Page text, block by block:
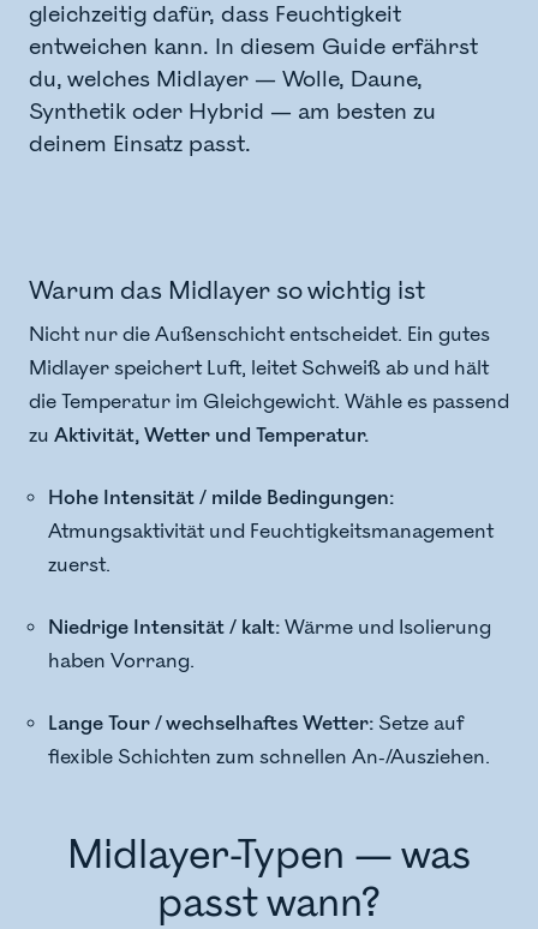
gleichzeitig dafür, dass Feuchtigkeit
entweichen kann. In diesem Guide erfährst
du, welches Midlayer — Wolle, Daune,
Synthetik oder Hybrid — am besten zu
deinem Einsatz passt.
Warum das Midlayer so wichtig ist
Nicht nur die Außenschicht entscheidet. Ein gutes
Midlayer speichert Luft, leitet Schweiß ab und hält
die Temperatur im Gleichgewicht. Wähle es passend
zu Aktivität, Wetter und Temperatur.
Hohe Intensität / milde Bedingungen:
Atmungsaktivität und Feuchtigkeitsmanagement
zuerst.
Niedrige Intensität / kalt: Wärme und Isolierung
haben Vorrang.
Lange Tour / wechselhaftes Wetter: Setze auf
flexible Schichten zum schnellen An-/Ausziehen.
Midlayer-Typen — was
passt wann?